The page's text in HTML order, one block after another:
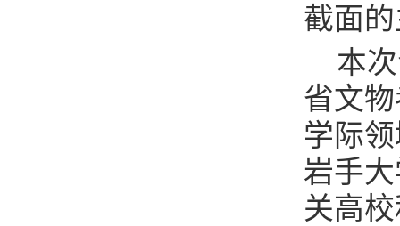
截面
本
省文
学际
岩手
关高